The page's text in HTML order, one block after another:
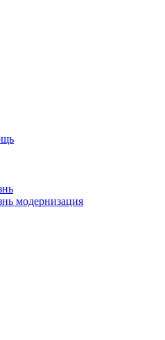
модернизация